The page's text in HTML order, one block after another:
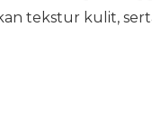
tekstur kulit,